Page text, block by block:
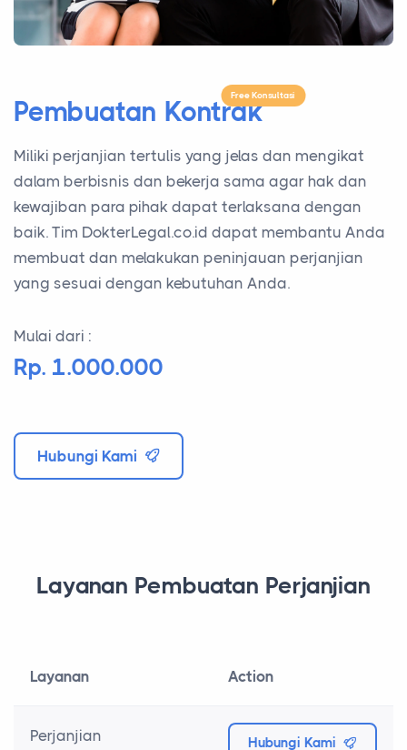
Pembuatan Kontrak
Free Konsultasi
Miliki perjanjian tertulis yang jelas dan mengikat
dalam berbisnis dan bekerja sama agar hak dan
kewajiban para pihak dapat terlaksana dengan
baik. Tim DokterLegal.co.id dapat membantu Anda
membuat dan melakukan peninjauan perjanjian
yang sesuai dengan kebutuhan Anda.
Mulai dari :
Rp. 1.000.000
Hubungi Kami
Layanan Pembuatan Perjanjian
Layanan Action
Perjanjian
Hubungi Kami